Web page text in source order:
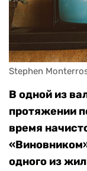
Stephen
В одной из
протяжении
время
одного из